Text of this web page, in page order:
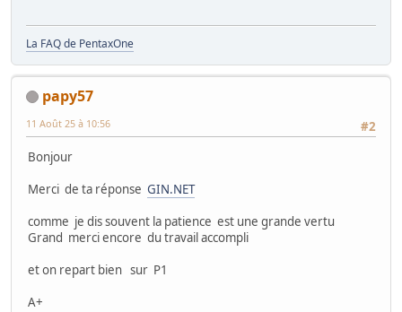
La FAQ de PentaxOne
papy57
#2
11 Août 25 à 10:56
Bonjour
Merci de ta réponse GIN.NET
comme je dis souvent la patience est une grande vertu
Grand merci encore du travail accompli
et on repart bien sur P1
A+